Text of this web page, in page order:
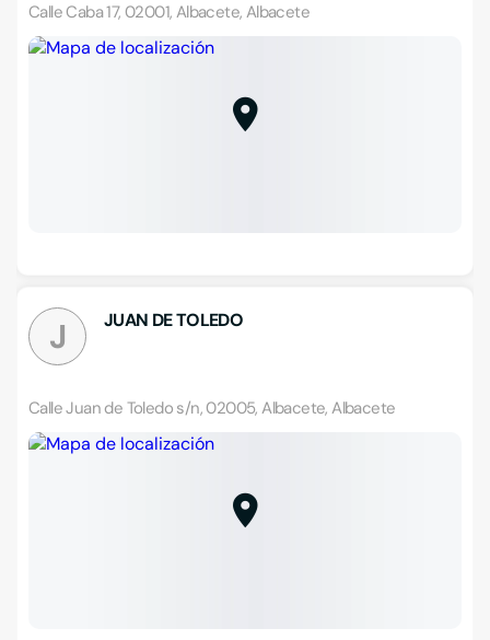
Calle Caba 17, 02001, Albacete, Albacete
J JUAN DE TOLEDO
Calle Juan de Toledo s/n, 02005, Albacete, Albacete